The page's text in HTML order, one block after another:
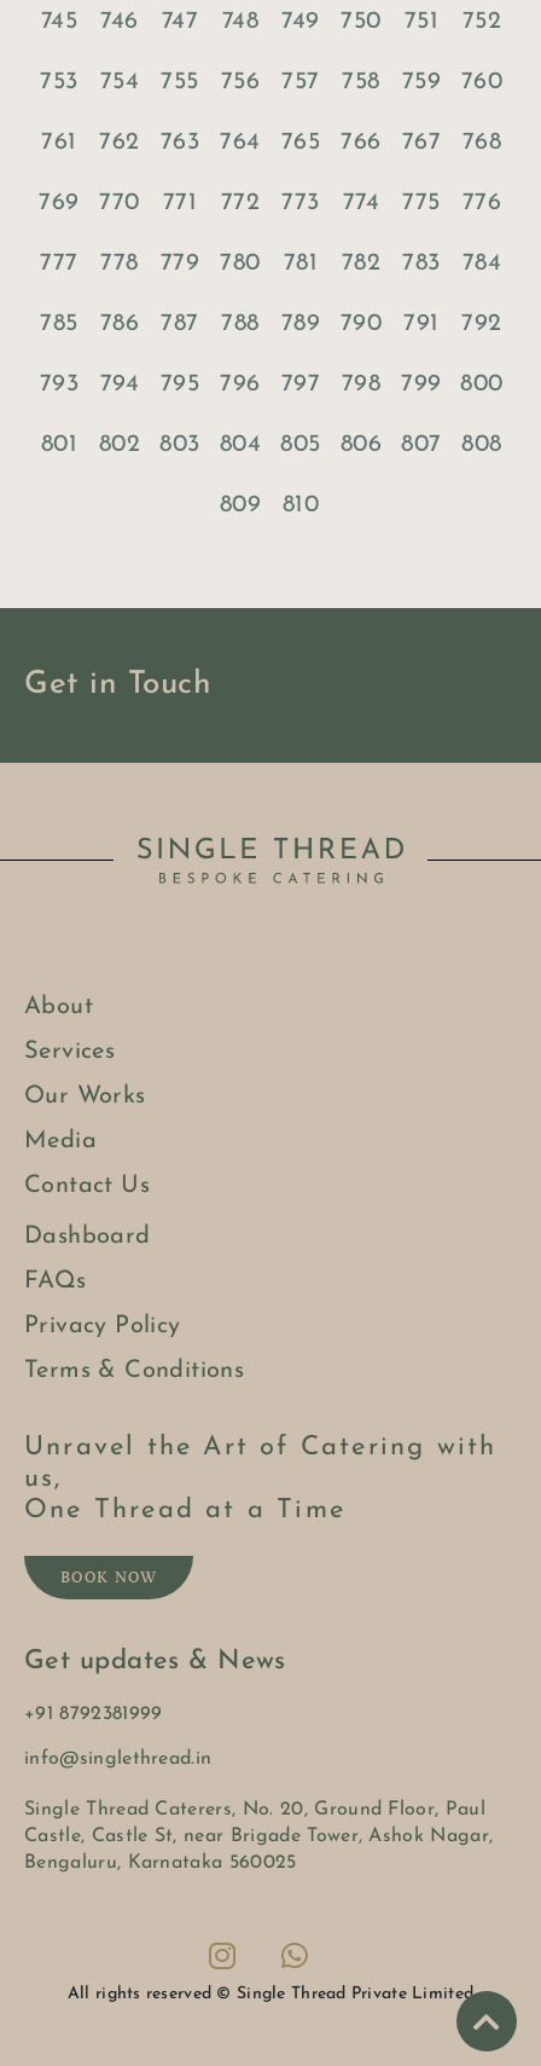
745 746 747 748 749 750 751 752
753 754 755 756 757 758 759 760
761 762 763 764 765 766 767 768
769 770 771 772 773 774 775 776
777 778 779 780 781 782 783 784
785 786 787 788 789 790 791 792
793 794 795 796 797 798 799 800
801 802 803 804 805 806 807 808
809 810
Get in Touch
About
Services
Our Works
Media
Contact Us
Dashboard
FAQs
Privacy Policy
Terms & Conditions
Unravel the Art of Catering with
us,
One Thread at a Time
BOOK NOW
Get updates & News
+91 8792381999
info@singlethread.in
Single Thread Caterers, No. 20, Ground Floor, Paul
Castle, Castle St, near Brigade Tower, Ashok Nagar,
Bengaluru, Karnataka 560025
All rights reserved © Single Thread Private Limited